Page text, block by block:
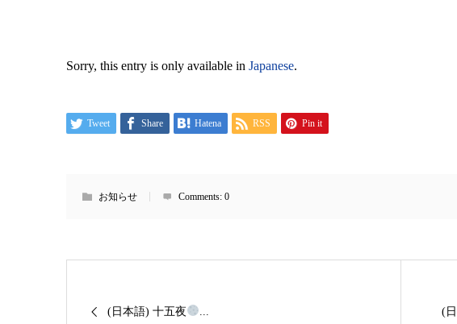
Sorry, this entry is only available in Japanese.
Tweet Share Hatena RSS Pin it
お知らせ Comments: 0
(日本語) 十五夜 ... (